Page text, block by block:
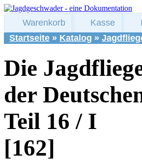
Warenkorb Kasse
Startseite » Katalog »
Die
der
Teil 16 / I
[162]